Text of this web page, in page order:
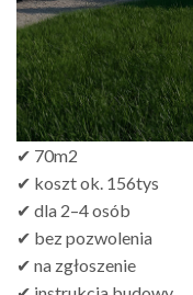
✔ 70m2
✔ koszt ok. 156tys
✔ dla 2–4 osób
✔ bez pozwolenia
✔ na zgłoszenie